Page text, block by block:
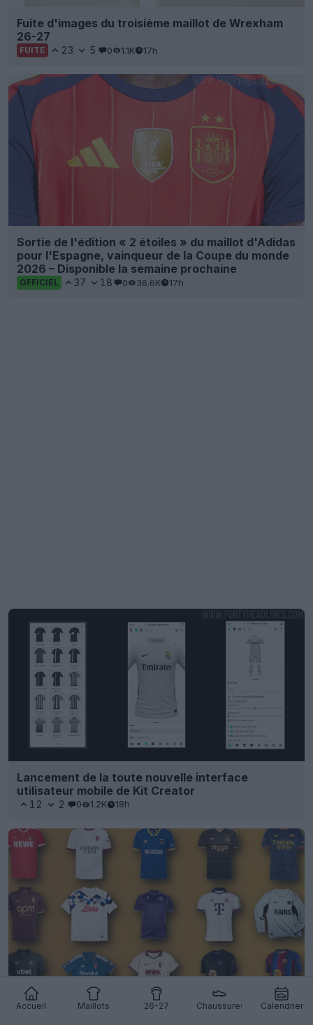
Accueil Maillots 26-27 Chaussures Calendrier
Fuite d'images du troisième maillot de Wrexham
26-27
FUITE 23 5 0 1.1K 17h
Sortie de l'édition « 2 étoiles » du maillot d'Adidas
pour l'Espagne, vainqueur de la Coupe du monde
2026 – Disponible la semaine prochaine
OFFICIEL 37 18 0 36.6K 17h
Lancement de la toute nouvelle interface
utilisateur mobile de Kit Creator
12 2 0 1.2K 18h
Vote maintenant : Meilleur maillot de foot de
juillet 2026 - La saison des sorties de maillots bat